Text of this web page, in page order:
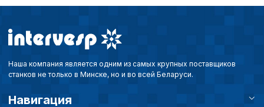
Наша компания является одним из самых крупных поставщиков
станков не только в Минске, но и во всей Беларуси.
Навигация